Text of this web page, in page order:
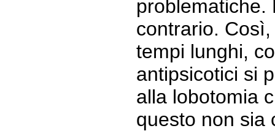
problematiche.
contrario.
tempi lunghi,
antipsicotici si
alla lobotomia
questo non sia